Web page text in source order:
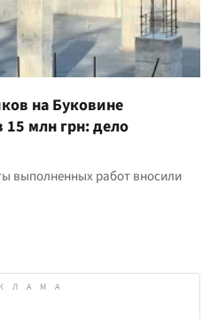
на Буковине
15 млн грн: дело
выполненных работ вносили